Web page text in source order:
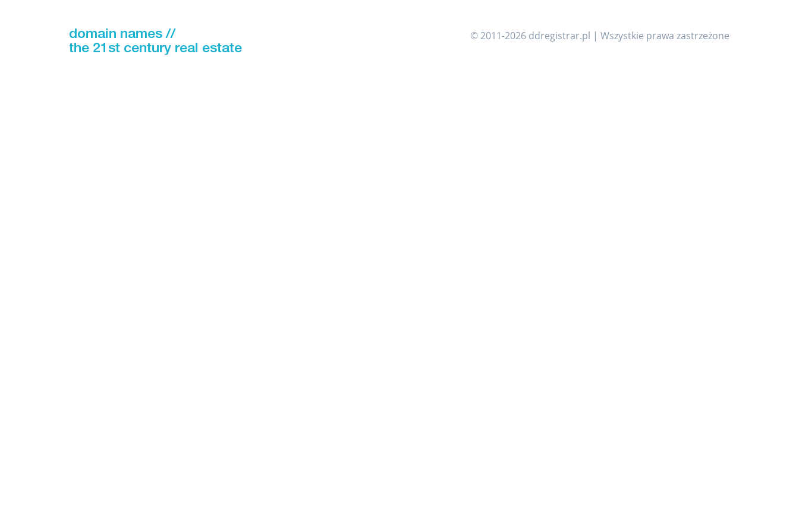
© 2011-2026 ddregistrar.pl | Wszystkie prawa zastrzeżone